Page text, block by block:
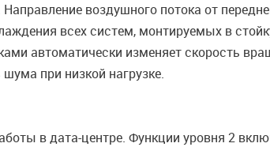
воздушного потока от
всех систем, монтируемых в
автоматически изменяет скорость
при низкой нагрузке.
в дата-центре. Функции уровня 2